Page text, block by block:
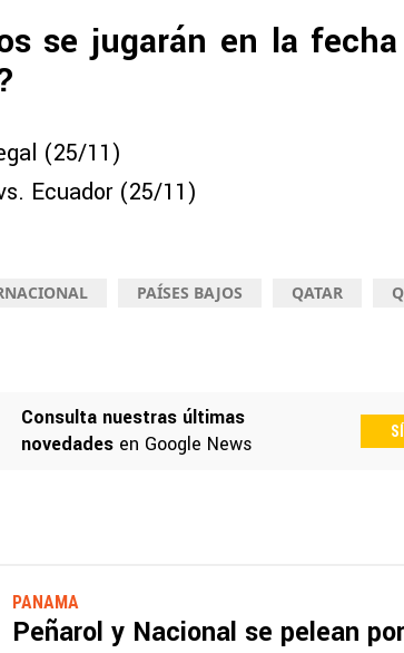
se jugarán en la
(25/11)
Ecuador (25/11)
PAÍSES BAJOS QATAR
Consulta nuestras últimas
novedades en Google News
PANAMA
Peñarol y Nacional se pelean